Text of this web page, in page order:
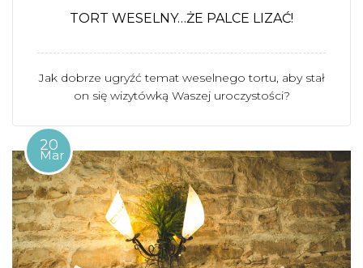
TORT WESELNY…ŻE PALCE LIZAĆ!
Jak dobrze ugryźć temat weselnego tortu, aby stał
on się wizytówką Waszej uroczystości?
20
Mar